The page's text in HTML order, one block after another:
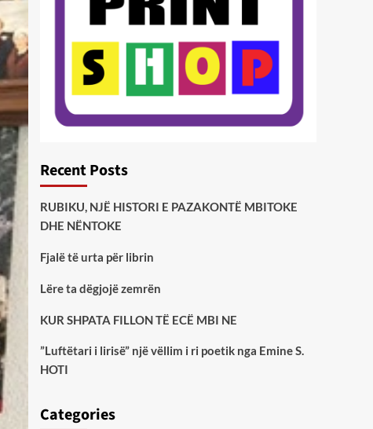
Recent Posts
RUBIKU, NJË HISTORI E PAZAKONTË MBITOKE
DHE NËNTOKE
Fjalë të urta për librin
Lëre ta dëgjojë zemrën
KUR SHPATA FILLON TË ECË MBI NE
”Luftëtari i lirisë” një vëllim i ri poetik nga Emine S.
HOTI
Categories